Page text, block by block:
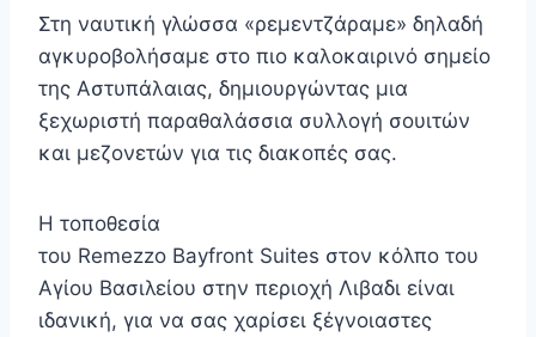
Στη ναυτική γλώσσα «ρεμεντζάραμε» δηλαδή
αγκυροβολήσαμε στο πιο καλοκαιρινό σημείο
της Αστυπάλαιας, δημιουργώντας μια
ξεχωριστή παραθαλάσσια συλλογή σουιτών
και μεζονετών για τις διακοπές σας.
Η τοποθεσία
του Remezzo Bayfront Suites στον κόλπο του
Αγίου Βασιλείου στην περιοχή Λιβαδι είναι
ιδανική, για να σας χαρίσει ξέγνοιαστες